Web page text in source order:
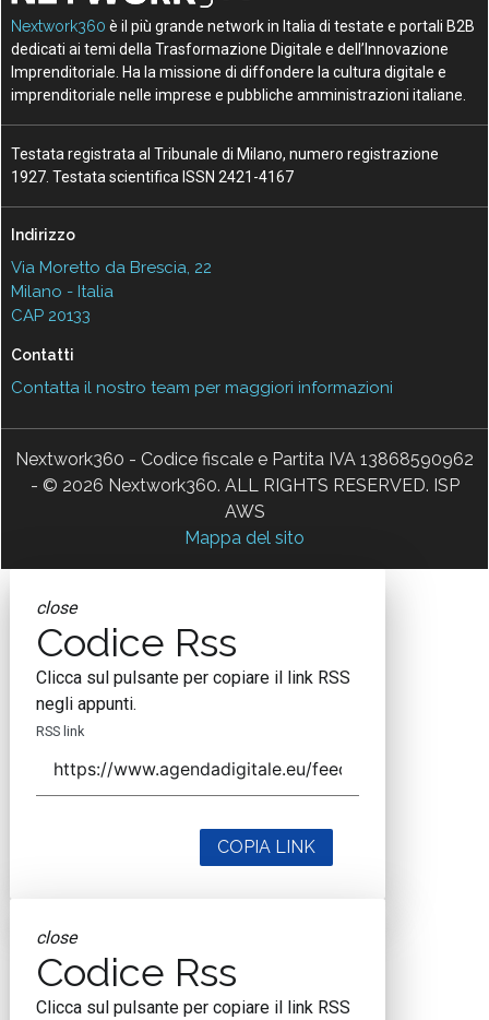
Nextwork360 è il più grande network in Italia di testate e portali B2B
dedicati ai temi della Trasformazione Digitale e dell’Innovazione
Imprenditoriale. Ha la missione di diffondere la cultura digitale e
imprenditoriale nelle imprese e pubbliche amministrazioni italiane.
Testata registrata al Tribunale di Milano, numero registrazione
1927. Testata scientifica ISSN 2421-4167
Indirizzo
Via Moretto da Brescia, 22
Milano - Italia
CAP 20133
Contatti
Contatta il nostro team per maggiori informazioni
Nextwork360 - Codice fiscale e Partita IVA 13868590962
- © 2026 Nextwork360. ALL RIGHTS RESERVED. ISP
AWS
Mappa del sito
close
Codice Rss
Clicca sul pulsante per copiare il link RSS
negli appunti.
RSS link
COPIA LINK
close
Codice Rss
Clicca sul pulsante per copiare il link RSS